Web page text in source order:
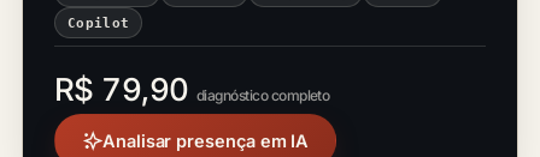
Copilot
R$ 79,90 diagnóstico completo
Analisar presença em IA